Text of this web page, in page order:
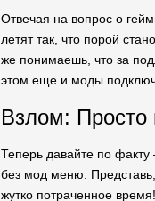
Отвечая на вопрос о
летят так, что порой
же понимаешь, что за
этом еще и моды
Взлом:
Теперь давайте по
без мод меню.
жутко потраченное время!